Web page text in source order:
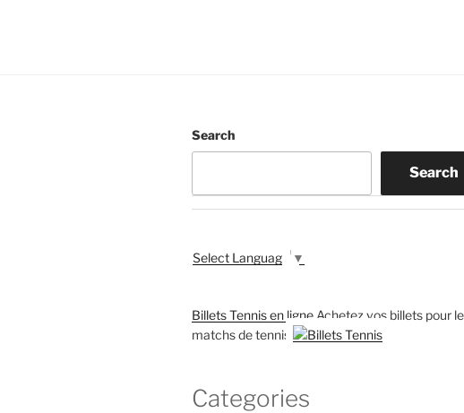
Search
Search
Select Language ▼
Billets Tennis en ligne Achetez vos billets pour
matchs de tennis
Categories